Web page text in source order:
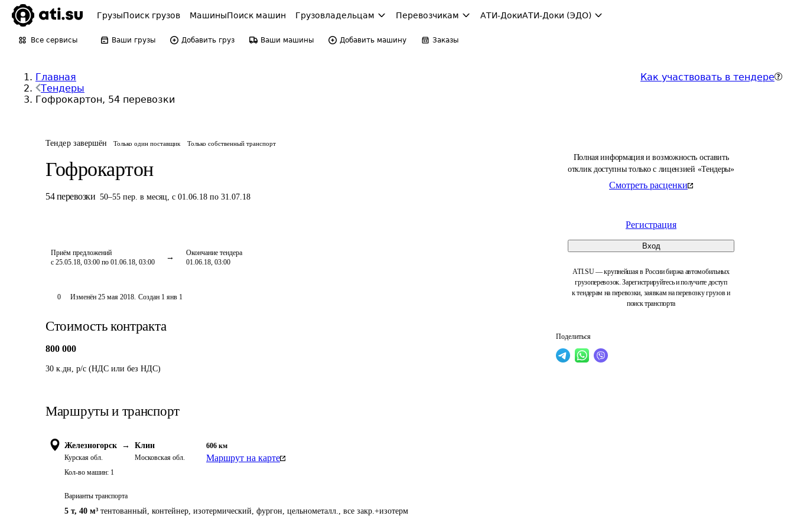
ГрузыПоиск грузов МашиныПоиск машин Грузовладельцам Перевозчикам АТИ-ДокиАТИ-Доки (ЭДО)
Все сервисы Ваши грузы Добавить груз Ваши машины Добавить машину Заказы
Главная
Тендеры
Гофрокартон, 54 перевозки
Как участвовать в тендере
Тендер завершён Только один поставщик Только собственный транспорт
Гофрокартон
54 перевозки 50–55 пер. в месяц, с 01.06.18 по 31.07.18
Приём предложений
с 25.05.18, 03:00 по 01.06.18, 03:00
Окончание тендера
01.06.18, 03:00
Полная информация и возможность оставить
отклик доступны только с лицензией «Тендеры»
Смотреть расценки
Регистрация
Вход
ATI.SU — крупнейшая в России биржа автомобильных
грузоперевозок. Зарегистрируйтесь и получите доступ
к тендерам на перевозки, заявкам на перевозку грузов и
поиск транспорта
Поделиться
0 Изменён 25 мая 2018. Создан 1 янв 1
Стоимость контракта
800 000
30 к.дн, р/с (НДС или без НДС)
Маршруты и транспорт
Железногорск →
Курская обл.
Клин
Московская обл.
606 км
Маршрут на карте
Кол-во машин: 1
Варианты транспорта
5 т, 40 м³ тентованный, контейнер, изотермический, фургон, цельнометалл., все закр.+изотерм